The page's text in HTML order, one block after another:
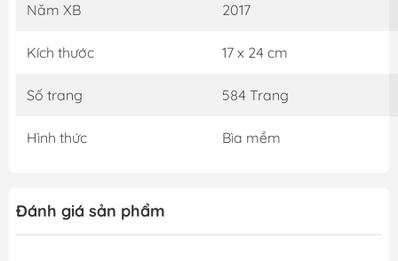
Năm XB 2017
Kích thước 17 x 24 cm
Số trang 584 Trang
Hình thức Bìa mềm
Đánh giá sản phẩm